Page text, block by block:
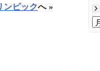
ンピックへ »